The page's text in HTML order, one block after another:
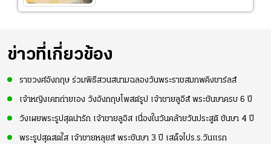
ข่าวที่เกี่ยวข้อง
ราชวงศ์อังกฤษ ร่วมพิธีสวนสนามฉลองวันพระราชสมภพคิงชาร์ลส์
เจ้าหญิงเคทถ่ายเอง วังอังกฤษโพสต์รูป เจ้าชายลูอีส์ พระชันษาครบ 6 ปี
วังเผยพระรูปสุดน่ารัก เจ้าชายลูอิส เนื่องในวันคล้ายวันประสูติ ชันษา 4 ปี
พระรูปสุดสดใส เจ้าชายหลุยส์ พระชันษา 3 ปี เสด็จไปร.ร.วันแรก